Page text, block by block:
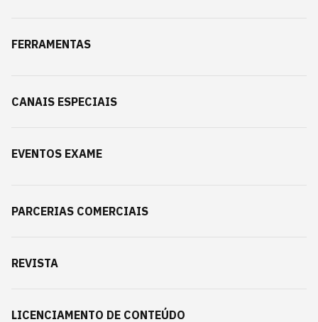
FERRAMENTAS
CANAIS ESPECIAIS
EVENTOS EXAME
PARCERIAS COMERCIAIS
REVISTA
LICENCIAMENTO DE CONTEÚDO